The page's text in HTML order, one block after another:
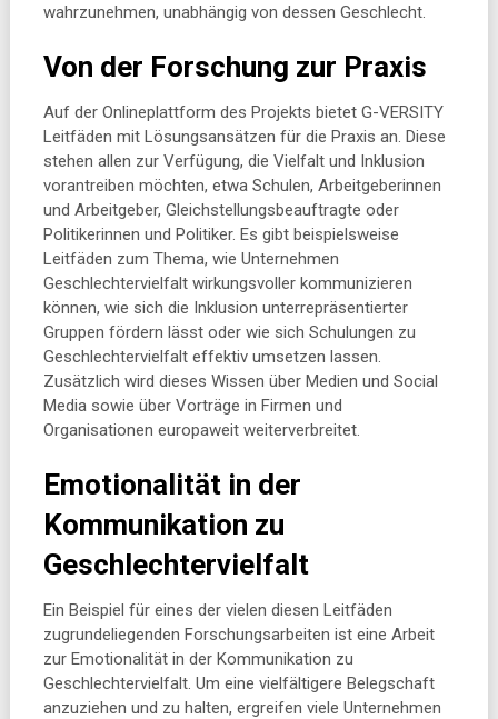
wahrzunehmen, unabhängig von dessen Geschlecht.
Von der Forschung zur Praxis
Auf der Onlineplattform des Projekts bietet G-VERSITY
Leitfäden mit Lösungsansätzen für die Praxis an. Diese
stehen allen zur Verfügung, die Vielfalt und Inklusion
vorantreiben möchten, etwa Schulen, Arbeitgeberinnen
und Arbeitgeber, Gleichstellungsbeauftragte oder
Politikerinnen und Politiker. Es gibt beispielsweise
Leitfäden zum Thema, wie Unternehmen
Geschlechtervielfalt wirkungsvoller kommunizieren
können, wie sich die Inklusion unterrepräsentierter
Gruppen fördern lässt oder wie sich Schulungen zu
Geschlechtervielfalt effektiv umsetzen lassen.
Zusätzlich wird dieses Wissen über Medien und Social
Media sowie über Vorträge in Firmen und
Organisationen europaweit weiterverbreitet.
Emotionalität in der
Kommunikation zu
Geschlechtervielfalt
Ein Beispiel für eines der vielen diesen Leitfäden
zugrundeliegenden Forschungsarbeiten ist eine Arbeit
zur Emotionalität in der Kommunikation zu
Geschlechtervielfalt. Um eine vielfältigere Belegschaft
anzuziehen und zu halten, ergreifen viele Unternehmen